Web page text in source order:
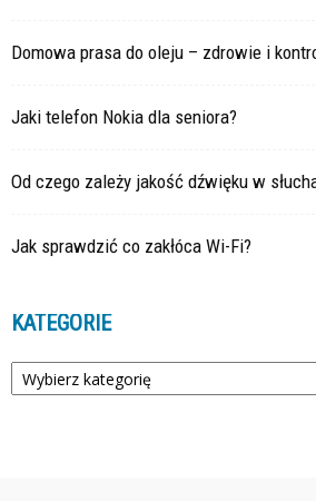
Domowa prasa do oleju – zdrowie i
Jaki telefon Nokia dla seniora?
Od czego zależy jakość dźwięku w
Jak sprawdzić co zakłóca Wi-Fi?
KATEGORIE
Kategorie